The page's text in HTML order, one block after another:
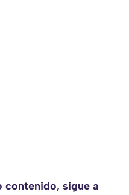
contenido, sigue a